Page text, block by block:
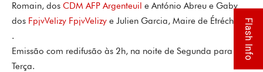
Romain, dos CDM AFP Argenteuil e António Abreu e Gaby
dos FpjvVelizy FpjvVelizy e Julien Garcia, Maire de Étréchy.
.
Emissão com redifusão às 2h, na noite de Segunda para
Terça.
Flash Info